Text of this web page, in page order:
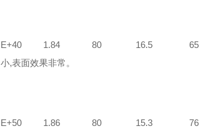
E+40 1.84 80 16.5 65 8
小,表面效果非常。
E+50 1.86 80 15.3 76 5